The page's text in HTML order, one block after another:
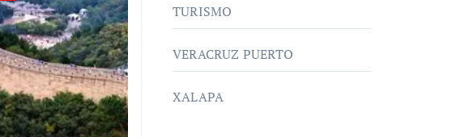
TURISMO
VERACRUZ PUERTO
XALAPA